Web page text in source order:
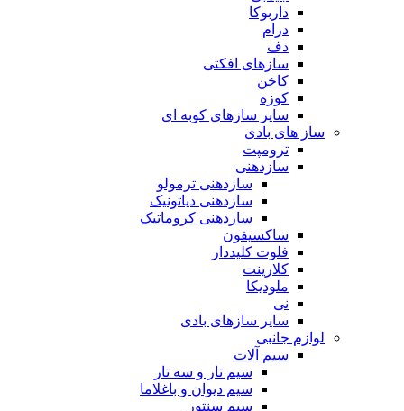
داربوکا
درام
دف
سازهای افکتی
کاخن
کوزه
سایر سازهای کوبه ای
ساز های بادی
ترومپت
سازدهنی
سازدهنی ترمولو
سازدهنی دیاتونیک
سازدهنی کروماتیک
ساکسیفون
فلوت کلیددار
کلارینت
ملودیکا
نی
سایر سازهای بادی
لوازم جانبی
سیم آلات
سیم تار و سه تار
سیم دیوان و باغلاما
سیم سنتور